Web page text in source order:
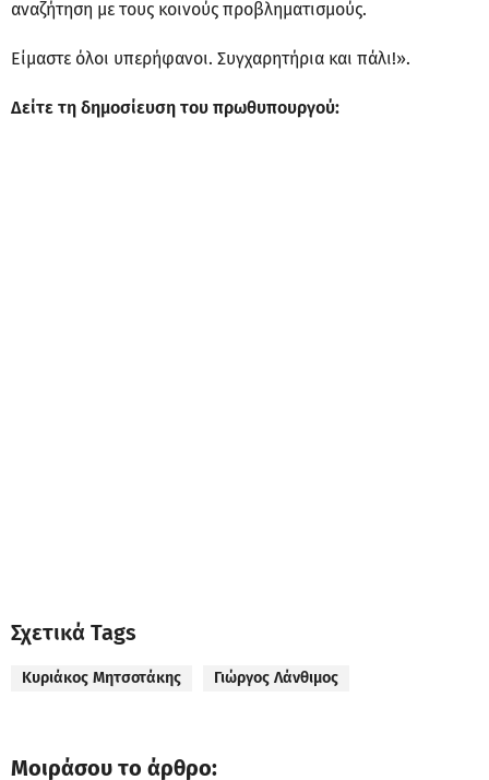
αναζήτηση με τους κοινούς προβληματισμούς.
Είμαστε όλοι υπερήφανοι. Συγχαρητήρια και πάλι!».
Δείτε τη δημοσίευση του πρωθυπουργού:
Σχετικά Tags
Κυριάκος Μητσοτάκης Γιώργος Λάνθιμος
Μοιράσου το άρθρο: